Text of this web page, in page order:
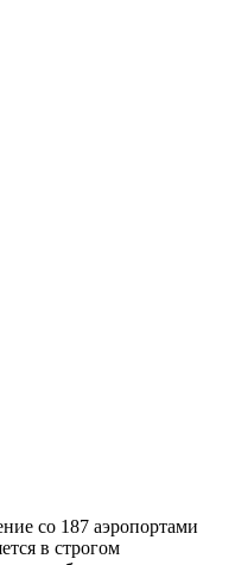
со 187 аэропортами
в строгом